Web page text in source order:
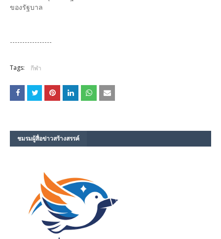
ของรัฐบาล
-----------------
Tags: กีฬา
ชมรม​ผู้สื่อข่าวสร้างสรรค์​